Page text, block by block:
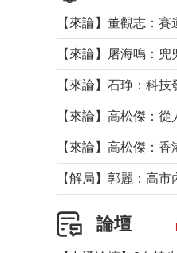
【來論】董觀志：
論壇